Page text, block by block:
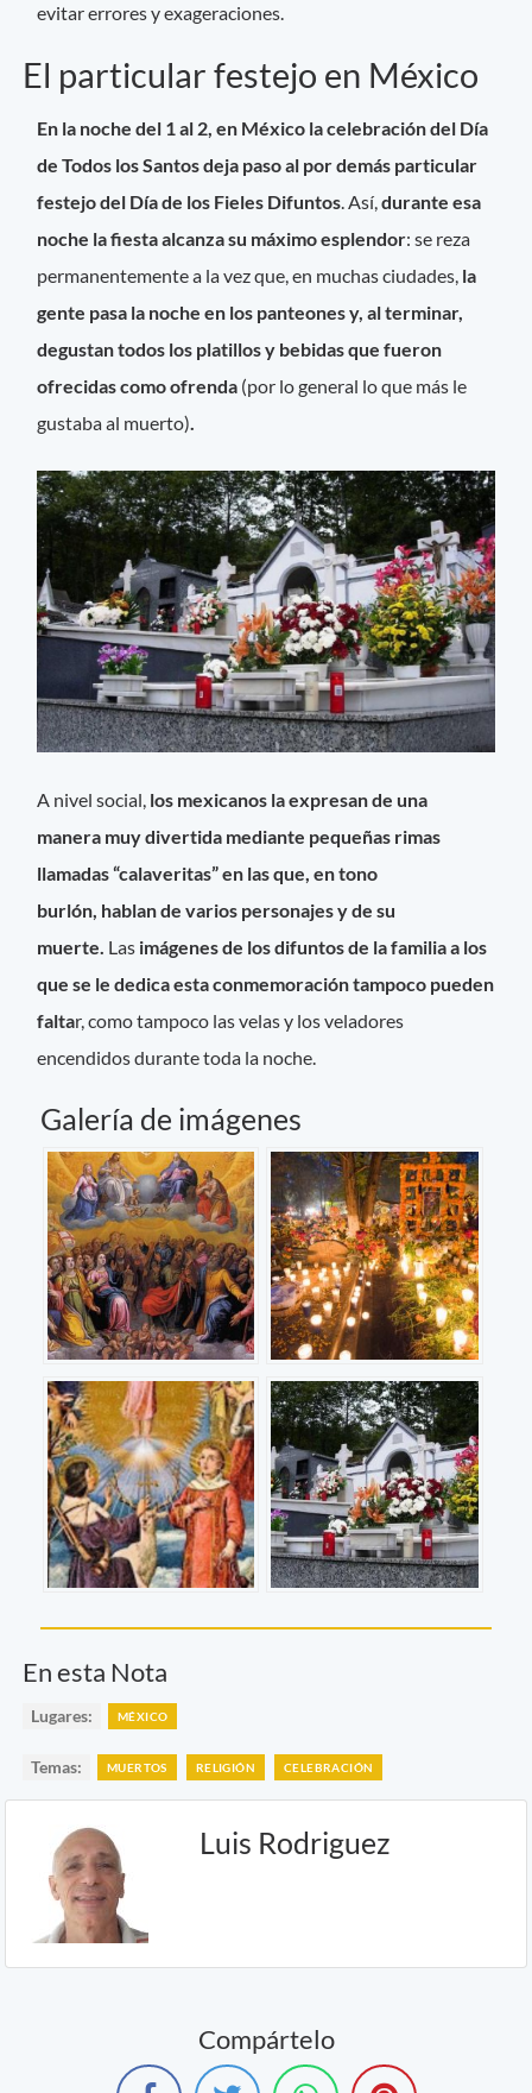
evitar errores y exageraciones.
El particular festejo en México
En la noche del 1 al 2, en México la celebración del Día
de Todos los Santos deja paso al por demás particular
festejo del Día de los Fieles Difuntos. Así,durante esa
noche la fiesta alcanza su máximo esplendor: se reza
permanentemente a la vez que, en muchas ciudades, la
gente pasa la noche en los panteones y, al terminar,
degustan todos los platillos y bebidas que fueron
ofrecidas como ofrenda (por lo general lo que más le
gustaba al muerto).
A nivel social, los mexicanos la expresan de una
manera muy divertida mediante pequeñas rimas
llamadas “calaveritas” en las que, en tono
burlón, hablan de varios personajes y de su
muerte. Las imágenes de los difuntos de la familia a los
que se le dedica esta conmemoración tampoco pueden
faltar, como tampoco las velas y los veladores
encendidos durante toda la noche.
Galería de imágenes
En esta Nota
Lugares: MÉXICO
Temas: MUERTOS RELIGIÓN CELEBRACIÓN
Luis Rodriguez
Compártelo